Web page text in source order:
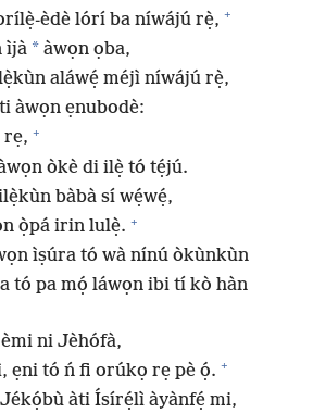
èdè lórí ba níwájú rẹ̀, +
ìjà * àwọn ọba,
aláwẹ́ méjì níwájú rẹ̀,
àwọn ẹnubodè:
rẹ, +
òkè di ilẹ̀ tó tẹ́jú.
bàbà sí wẹ́wẹ́,
ọ̀pá irin lulẹ̀. +
ìṣúra tó wà nínú òkùnkùn
tó pa mọ́ láwọn ibi tí kò hàn
ni Jèhófà,
ẹni tó ń fi orúkọ rẹ pè ọ́. +
àti Ísírẹ́lì àyànfẹ́ mi,